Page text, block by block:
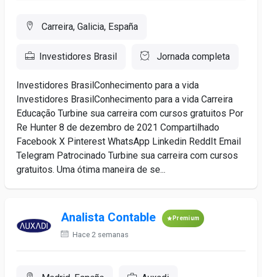
Carreira, Galicia, España
Investidores Brasil Jornada completa
Investidores BrasilConhecimento para a vida
Investidores BrasilConhecimento para a vida Carreira
Educação Turbine sua carreira com cursos gratuitos Por
Re Hunter 8 de dezembro de 2021 Compartilhado
Facebook X Pinterest WhatsApp Linkedin ReddIt Email
Telegram Patrocinado Turbine sua carreira com cursos
gratuitos. Uma ótima maneira de se...
Analista Contable Premium
Hace 2 semanas